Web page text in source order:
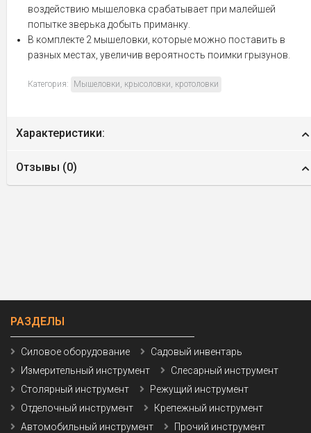
воздействию мышеловка срабатывает при малейшей
попытке зверька добыть приманку.
В комплекте 2 мышеловки, которые можно поставить в
разных местах, увеличив вероятность поимки грызунов.
Категория: Мышеловки, крысоловки, кротоловки
Характеристики:
Отзывы (0)
РАЗДЕЛЫ
Силовое оборудование
Садовый инвентарь
Измерительный инструмент
Слесарный инструмент
Столярный инструмент
Режущий инструмент
Отделочный инструмент
Крепежный инструмент
Автомобильный инструмент
Прочий инструмент